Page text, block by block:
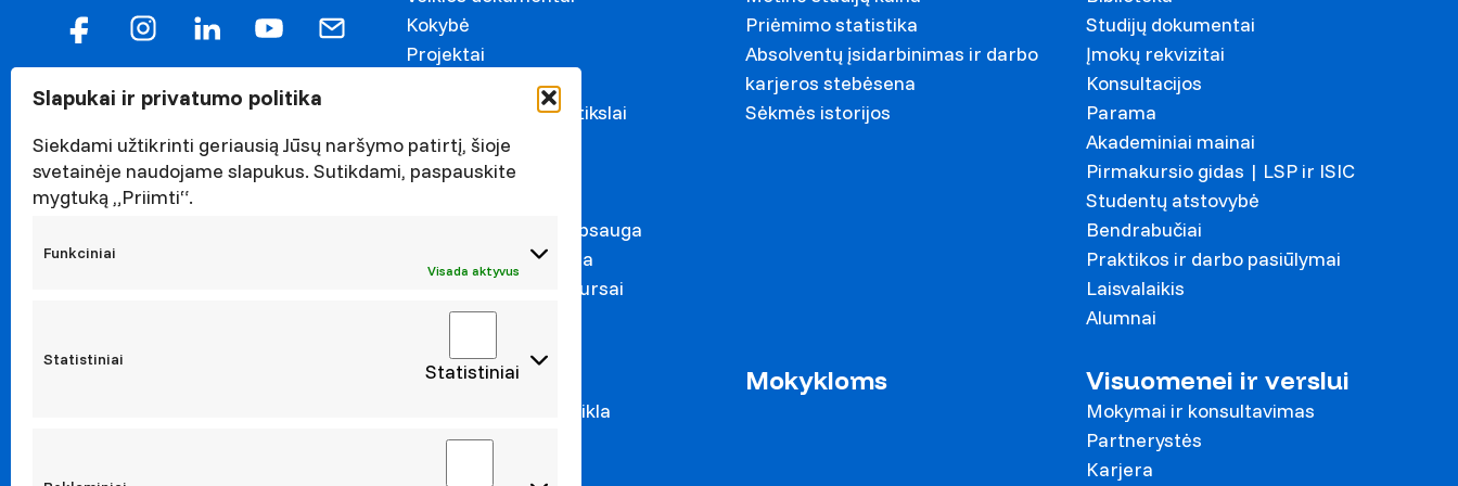
Slapukai ir privatumo politika
Siekdami užtikrinti geriausią Jūsų naršymo patirtį, šioje
svetainėje naudojame slapukus. Sutikdami, paspauskite
mygtuką „Priimti“.
Funkciniai
Visada aktyvus
Statistiniai Statistiniai
Kokybė
Projektai
Darnaus vystymosi tikslai
Naujienos
Renginiai
Asmens duomenų apsauga
Korupcijos prevencija
Atestavimas ir konkursai
Priėmimo statistika
Absolventų įsidarbinimas ir darbo
karjeros stebėsena
Sėkmės istorijos
Studijų dokumentai
Įmokų rekvizitai
Konsultacijos
Parama
Akademiniai mainai
Pirmakursio gidas | LSP ir ISIC
Studentų atstovybė
Bendrabučiai
Praktikos ir darbo pasiūlymai
Laisvalaikis
Alumnai
Mokslas
Taikomoji mokslo veikla
Leidiniai
Mokykloms Visuomenei ir verslui
Mokymai ir konsultavimas
Partnerystės
Karjera